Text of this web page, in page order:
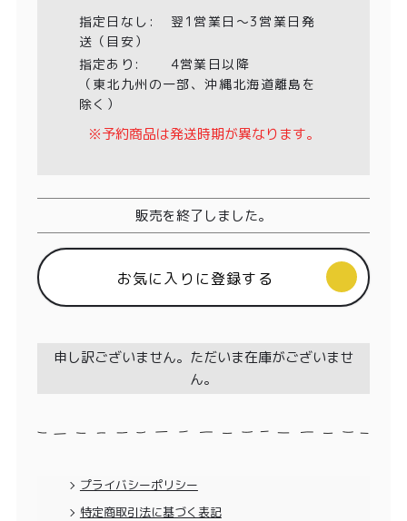
お問い合わせ
ご利用ガイド
プライバシーポリシー
指定日なし:
翌1営業日〜3営業日発
送（目安）
指定あり:
4営業日以降
（東北九州の一部、沖縄北海道離島を
除く）
※予約商品は発送時期が異なります。
販売を終了しました。
お気に入りに登録する
申し訳ございません。ただいま在庫がございませ
ん。
プライバシーポリシー
特定商取引法に基づく表記